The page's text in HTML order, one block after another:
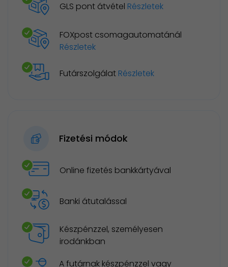
GLS pont átvétel Részletek
FOXpost csomagautomatánál
Részletek
Futárszolgálat Részletek
Fizetési módok
Online fizetés bankkártyával
Banki átutalással
Készpénzzel, személyesen
irodánkban
A futárnak készpénzzel vagy